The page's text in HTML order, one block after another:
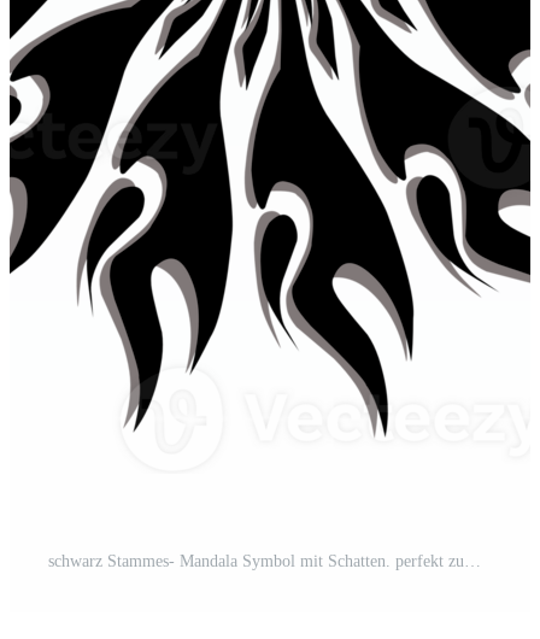
schwarz Stammes- Mandala Symbol mit Schatten. perfekt zum Logos, Symbole, Artikel, Tätowierungen, Aufkleber, Poster, Banner, Kleidung, Hüte Pro PNG